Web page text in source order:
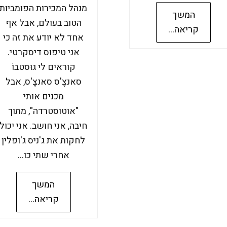
המשך
קריאה...
מנהל המכירות הפומביות
הטוב בעולם, אבל אף
אחד לא יודע את זה כי
אני טיפוס דיסקרטי.
קוראים לי גוּסטבוֹ
סאנצֶ'ס סאנצֶ'ס, אבל
מכנים אותי
"אוטוסטרדה", מתוך
חיבה, אני חושב. אני יכול
לחקות את ג'ניס ג'ופלין
אחרי שתי כו…
המשך
קריאה...